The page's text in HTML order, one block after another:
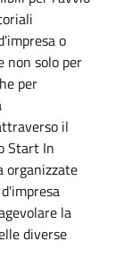
o
non solo per
per
il
Start In
organizzate
la
diverse